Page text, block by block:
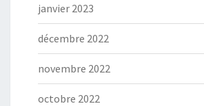
janvier 2023
décembre 2022
novembre 2022
octobre 2022